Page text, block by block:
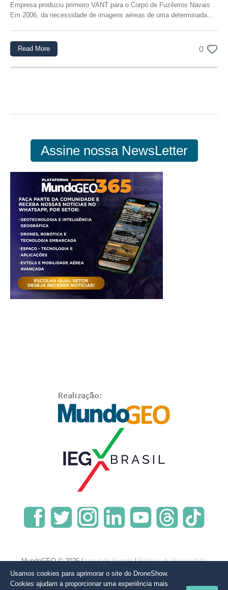
Empresa produziu primeiro VANT para o Corpo de Fuzileiros Navais
Em 2006, da necessidade de imagens aéreas de uma determinada...
0
Read More
Assine nossa NewsLetter
MundoGEO © 2026 |Local do Evento|Política de Privacidade
Usamos cookies para aprimorar o site do DroneShow.
Cookies ajudam a proporcionar uma experiência mais